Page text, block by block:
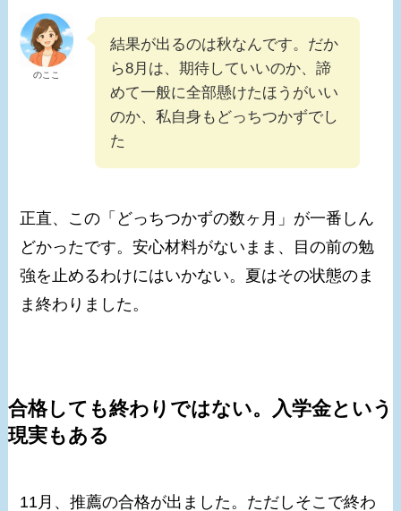
のここ
結果が出るのは秋なんです。だか
ら8月は、期待していいのか、諦
めて一般に全部懸けたほうがいい
のか、私自身もどっちつかずでし
た
正直、この「どっちつかずの数ヶ月」が一番しん
どかったです。安心材料がないまま、目の前の勉
強を止めるわけにはいかない。夏はその状態のま
ま終わりました。
合格しても終わりではない。入学金という
現実もある
11月、推薦の合格が出ました。ただしそこで終わ